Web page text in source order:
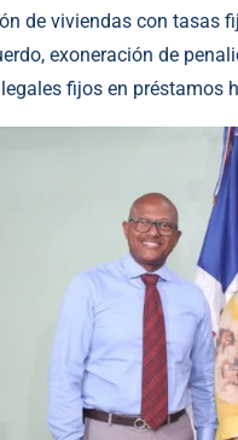
de viviendas con tasas
exoneración de
fijos en préstamos